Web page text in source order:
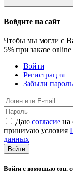
Войдите на сайт
Чтобы мы могли с
5% при заказе online
Войти
Регистрация
Забыли
Даю согласие на
принимаю условия
данных
Войти
Войти с помощью соц.